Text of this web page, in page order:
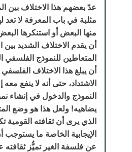
عدّ بعضهم هذا الاختلاف بين
مثلبة في باب المعرفة لا تعد
منها البعض أو استنكرها
أن يقدم الاختلاف الشديد بين
المتعاطين للنموذج الفلسفي
أن يبلغ هذا الاختلاف
الاشتداد، حتى أنه لا ينفع معه
النموذج والدخول في إنشاء
يضاهيه! ولعل هذا هو وضع
الذي يرى أن ثقافته
الإيجابية الخاصة ما يستوجب
عن فلسفة الغير تميُّز ثقافته